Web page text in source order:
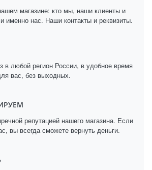
магазине: кто мы, наши клиенты и
именно нас. Наши контакты и реквизиты.
в любой регион России, в удобное время
вас, без выходных.
репутацией нашего магазина. Если
вы всегда сможете вернуть деньги.